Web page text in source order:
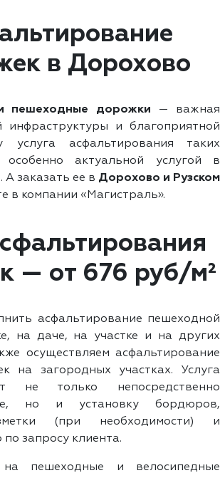
в Дорохово
пешеходные дорожки — важная
инфраструктуры и благоприятной
услуга асфальтирования таких
актуальной услугой в
А заказать ее в Дорохово и Рузском
в компании «Магистраль».
— от 676 руб/м²
асфальтирование пешеходной
на даче, на участке и на других
осуществляем асфальтирование
на загородных участках. Услуга
не только непосредственно
но и установку бордюров,
(при необходимости) и
по запросу клиента.
пешеходные и велосипедные